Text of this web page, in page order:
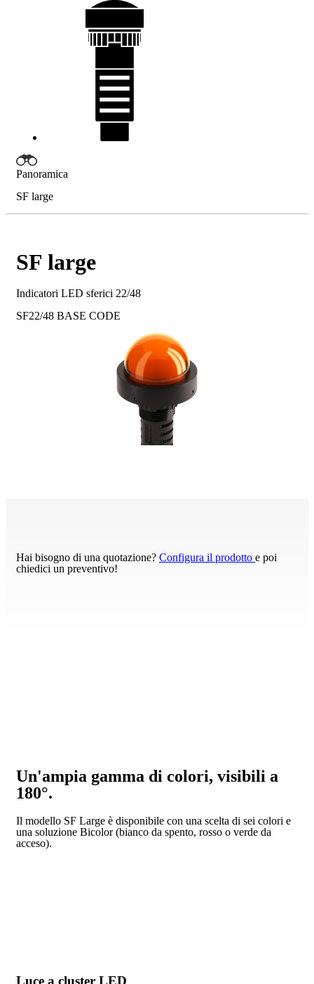
Panoramica
SF large
SF large
Indicatori LED sferici 22/48
SF22/48 BASE CODE
Hai bisogno di una quotazione? Configura il prodotto e poi
chiedici un preventivo!
Un'ampia gamma di colori, visibili a
180°.
Il modello SF Large è disponibile con una scelta di sei colori e
una soluzione Bicolor (bianco da spento, rosso o verde da
acceso).
Luce a cluster LED